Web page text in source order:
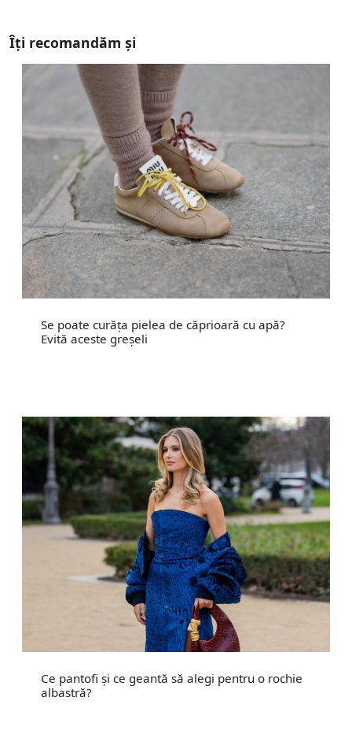
Îți recomandăm și
Se poate curăța pielea de căprioară cu apă?
Evită aceste greșeli
Ce pantofi și ce geantă să alegi pentru o rochie
albastră?